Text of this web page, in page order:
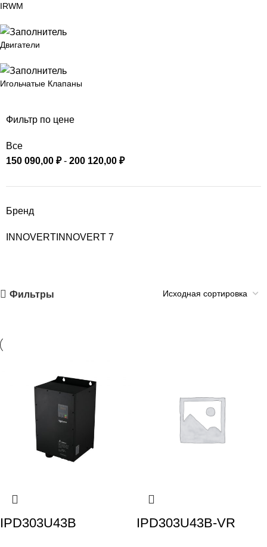
IRWM
Двигатели
Игольчатые Клапаны
Фильтр по цене
Все
150 090,00 ₽- 200 120,00 ₽
Бренд
INNOVERT INNOVERT 7
Фильтры
IPD303U43B IPD303U43B-VR